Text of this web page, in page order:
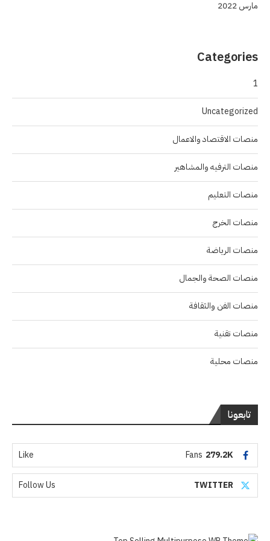
مارس 2022
Categories
1
Uncategorized
منصات الاقتصاد والاعمال
منصات الترفيه والمشاهير
منصات التعليم
منصات الخرج
منصات الرياضة
منصات الصحة والجمال
منصات الفن والثقافة
منصات تقنية
منصات محلية
تابعونا
279.2K
Fans
Like
TWITTER
Follow Us